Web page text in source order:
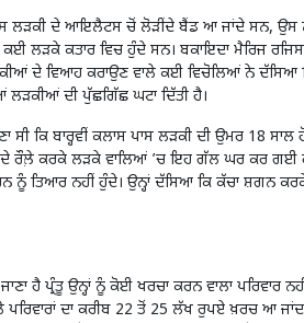
ਲੜਕੀ ਦੇ ਆਇਲੈਟਸ ਚੋਂ ਲੋੜੀਂਦੇ ਬੈਂਡ ਆ ਜਾਂਦੇ ਸਨ, ਉਸ
ਕਤਾਰ ਵਿਚ ਹੁੰਦੇ ਸਨ। ਬਕਾਇਦਾ ਮੈਰਿਜ
ਦੇ ਵਿਆਹ ਕਰਾਉਣ ਵਾਲੇ ਕਈ ਵਿਚੋਲਿਆਂ ਨੇ
ਦੀ ਪੁੱਛਗਿੱਛ ਘਟਾ ਦਿੱਤੀ ਹੈ।
ਸੀ ਕਿ ਬਾਰ੍ਹਵੀਂ ਕਲਾਸ ਪਾਸ ਲੜਕੀ ਦੀ ਉਮਰ 18
ਰੌਲ਼ੇ ਕਰਕੇ ਲੜਕੇ ਵਾਲਿਆਂ ’ਚ ਇਹ ਗੱਲ ਘਰ ਕਰ ਗਈ ਹੈ
ਨੂੰ ਤਿਆਰ ਨਹੀਂ ਹੁੰਦੇ। ਉਨ੍ਹਾਂ ਦੱਸਿਆ ਕਿ ਕੱਚਾ ਸ਼ਗਨ
ਹੈ ਪ੍ਰੰਤੂ ਉਨ੍ਹਾਂ ਨੂੰ ਕੋਈ ਖਰਚਾ ਕਰਨ ਵਾਲਾ ਪਰਿਵਾਰ
ਦਾ ਕਰੀਬ 22 ਤੋਂ 25 ਲੱਖ ਰੁਪਏ ਖ਼ਰਚ ਆ